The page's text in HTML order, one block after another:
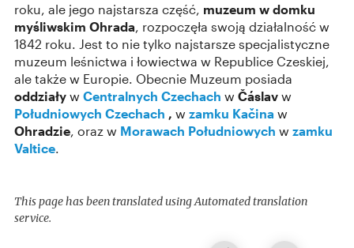
roku, ale jego najstarsza część, muzeum w domku
myśliwskim Ohrada, rozpoczęła swoją działalność w
1842 roku. Jest to nie tylko najstarsze specjalistyczne
muzeum leśnictwa i łowiectwa w Republice Czeskiej,
ale także w Europie. Obecnie Muzeum posiada
oddziały w Centralnych Czechach w Čáslav w
Południowych Czechach , w zamku Kačina w
Ohradzie, oraz w Morawach Południowych w zamku
Valtice.
This page has been translated using Automated translation
service.